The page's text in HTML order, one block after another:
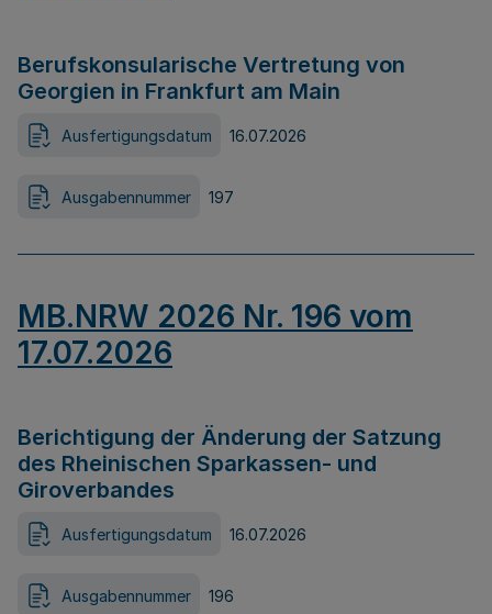
Berufskonsularische Vertretung von
Georgien in Frankfurt am Main
Ausfertigungsdatum 16.07.2026
Ausgabennummer 197
MB.NRW 2026 Nr. 196 vom
17.07.2026
Berichtigung der Änderung der Satzung
des Rheinischen Sparkassen- und
Giroverbandes
Ausfertigungsdatum 16.07.2026
Ausgabennummer 196